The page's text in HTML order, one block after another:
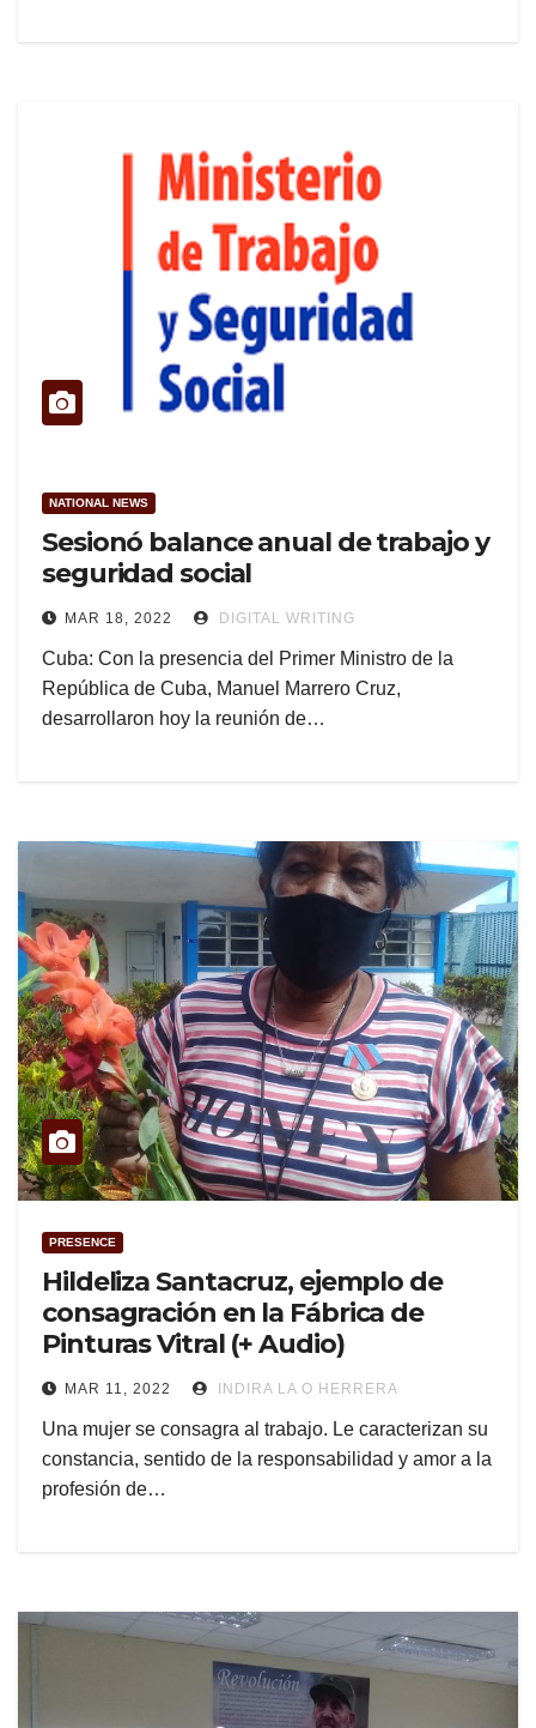
NATIONAL NEWS
Sesionó balance anual de trabajo y
seguridad social
MAR 18, 2022 DIGITAL WRITING
Cuba: Con la presencia del Primer Ministro de la
República de Cuba, Manuel Marrero Cruz,
desarrollaron hoy la reunión de…
PRESENCE
Hildeliza Santacruz, ejemplo de
consagración en la Fábrica de
Pinturas Vitral (+ Audio)
MAR 11, 2022 INDIRA LA O HERRERA
Una mujer se consagra al trabajo. Le caracterizan su
constancia, sentido de la responsabilidad y amor a la
profesión de…